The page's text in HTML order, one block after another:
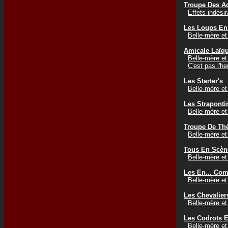
Troupe Des
Effets
Les Loups
Belle-mère
Amicale
Belle-mère
C'est pas
Les Starter's
Belle-mère
Les
Belle-mère
Troupe De
Belle-mère
Tous En
Belle-mère
Les En...
Belle-mère
Les
Belle-mère
Les Codrots
Belle-mère